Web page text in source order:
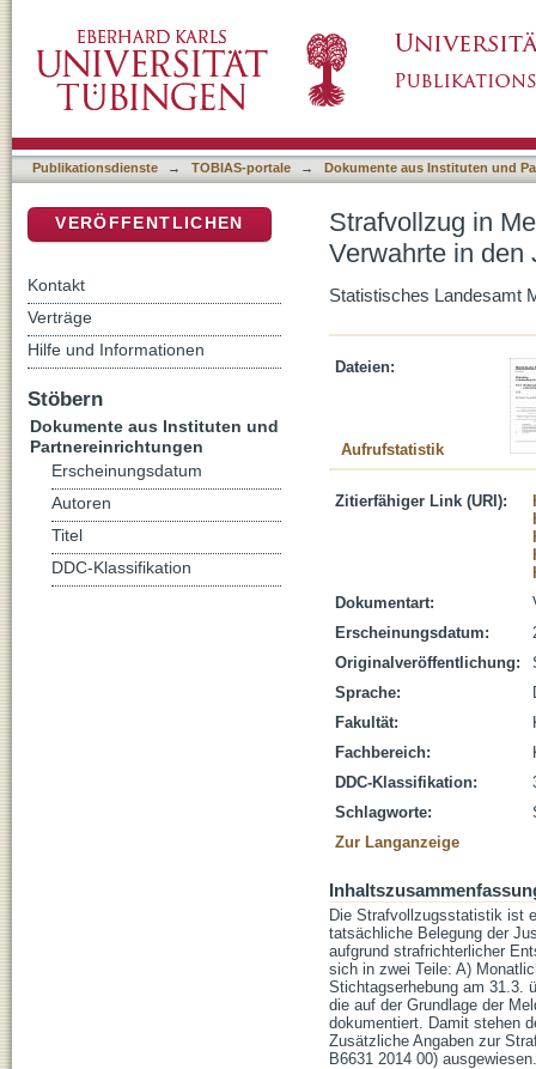
Justizvollzugsanstalten 2015
Publikationsdienste → TOBIAS-portale → Dokumente aus Instituten und
Strafvollzug in
Verwahrte in den
Statistisches Landesamt
Dateien:
Aufrufstatistik
Zitierfähiger Link (URI):
Dokumentart:
Erscheinungsdatum:
Originalveröffentlichung:
Sprache:
Fakultät:
Fachbereich:
DDC-Klassifikation:
Schlagworte:
Zur Langanzeige
Die Strafvollzugsstatistik ist
tatsächliche Belegung der
aufgrund strafrichterlicher
sich in zwei Teile: A)
Stichtagserhebung am 31.3.
die auf der Grundlage der
dokumentiert. Damit stehen
Zusätzliche Angaben zur
B6631 2014 00) ausgewiesen.
VERÖFFENTLICHEN
Kontakt
Verträge
Hilfe und Informationen
Stöbern
Dokumente aus Instituten und
Partnereinrichtungen
Erscheinungsdatum
Autoren
Titel
DDC-Klassifikation